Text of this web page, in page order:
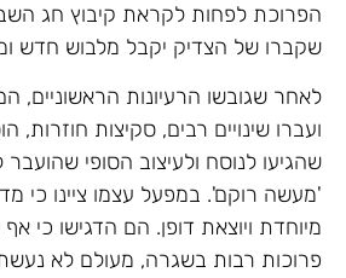
הפרוכת לפחות לקראת קיבוץ חג
שקברו של הצדיק יקבל מלבוש חדש
לאחר שגובשו הרעיונות הראשוניים,
ועברו שינויים רבים, סקיצות
שהגיעו לנוסח ולעיצוב הסופי
'מעשה רוקם'. במפעל עצמו ציינו כי
מיוחדת ויוצאת דופן. הם הדגישו כי
פרוכות רבות בשגרה, מעולם לא